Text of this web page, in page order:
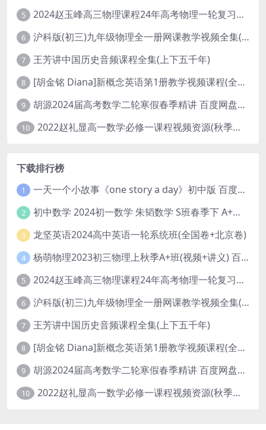
5 2024赵玉峰高三物理课程24年高考物理一轮复习网课教程
6 沪科版(初三)九年级物理全一册网课教学视频全集(录播版 杜春雨 66讲)
7 王芳讲中国历史音频课程全集(上下五千年)
8 [胡金铭 Diana]新概念英语第1册教学视频课程(全集 百度网盘下载)
9 胡源2024届高考数学二轮寒假春季精讲 百度网盘分享
10 2022赵礼显高一数学必修一课程视频资源(秋季班 含讲义)百度网盘云
下载排行榜
1 一天一个小故事《one story a day》初中版 百度网盘分享下载
2 初中数学 2024初一数学 朱韬数学 S班春季下 A+班春季下 百度云网盘
3 龙坚英语2024高中英语一轮系统班(全国卷+北京卷)
4 杨萌物理2023初三物理上秋季A+班(视频+讲义) 百度网盘分享
5 2024赵玉峰高三物理课程24年高考物理一轮复习网课教程
6 沪科版(初三)九年级物理全一册网课教学视频全集(录播版 杜春雨 66讲)
7 王芳讲中国历史音频课程全集(上下五千年)
8 [胡金铭 Diana]新概念英语第1册教学视频课程(全集 百度网盘下载)
9 胡源2024届高考数学二轮寒假春季精讲 百度网盘分享
10 2022赵礼显高一数学必修一课程视频资源(秋季班 含讲义)百度网盘云